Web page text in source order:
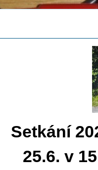
Setkání
25.6. v